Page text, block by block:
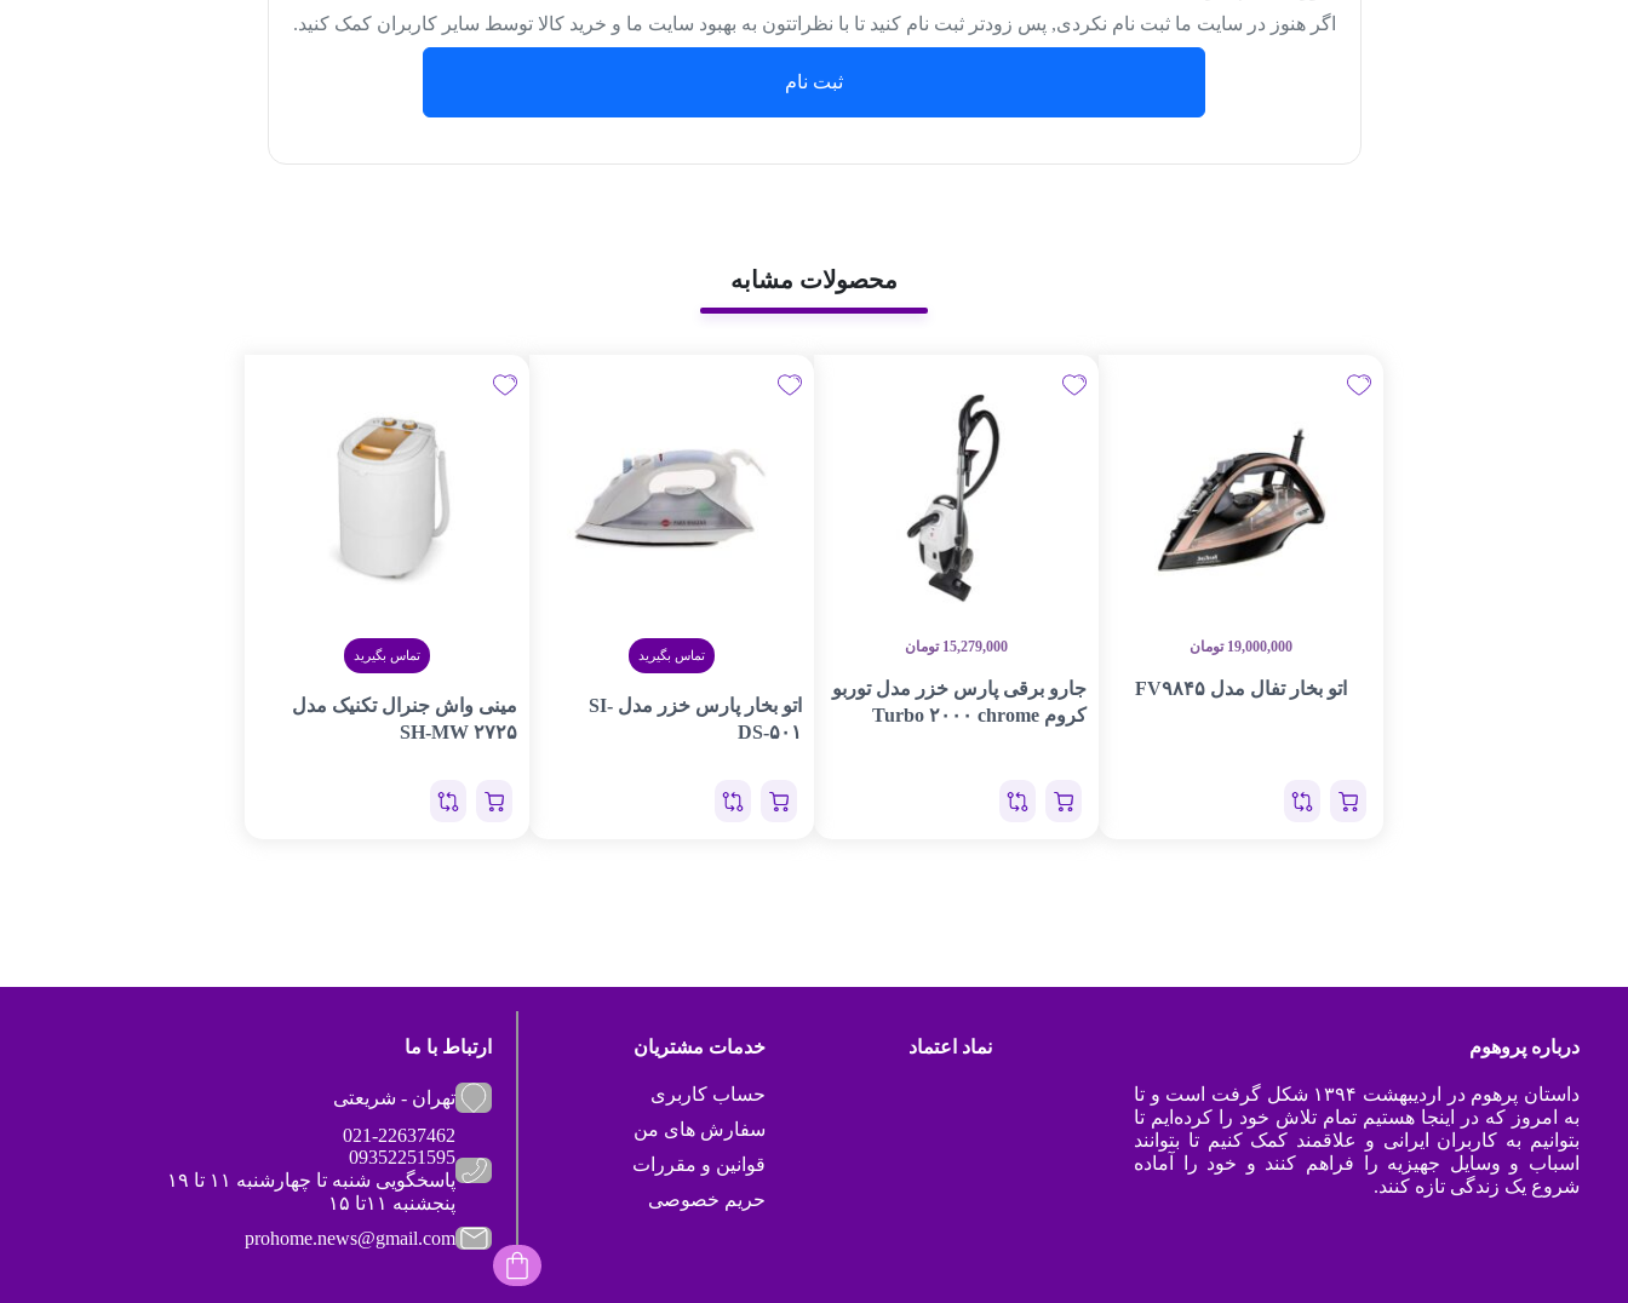
اگر هنوز در سایت ما ثبت نام نکردی, پس زودتر ثبت نام کنید تا با نظراتتون به بهبود سایت ما و خرید کالا توسط سایر کاربران کمک کنید.
ثبت نام
محصولات مشابه
19,000,000 تومان
اتو بخار تفال مدل FV۹۸۴۵
15,279,000 تومان
جارو برقی پارس خزر مدل توربو
کروم Turbo ۲۰۰۰ chrome
تماس بگیرید
اتو بخار پارس خزر مدل SI-
DS-۵۰۱
تماس بگیرید
مینی واش جنرال تکنیک مدل
SH-MW ۲۷۲۵
درباره پروهوم
داستان پرهوم در اردیبهشت ۱۳۹۴ شکل گرفت است و تا
به امروز که در اینجا هستیم تمام تلاش خود را کرده‌ایم تا
بتوانیم به کاربران ایرانی و علاقمند کمک کنیم تا بتوانند
اسباب و وسایل جهیزیه را فراهم کنند و خود را آماده
شروع یک زندگی تازه کنند.
نماد اعتماد خدمات مشتریان
حساب کاربری
سفارش های من
قوانین و مقررات
حریم خصوصی
ارتباط با ما
تهران - شریعتی
021-22637462
09352251595
پاسخگویی شنبه تا چهارشنبه ۱۱ تا ۱۹
پنجشنبه ۱۱تا ۱۵
prohome.news@gmail.com